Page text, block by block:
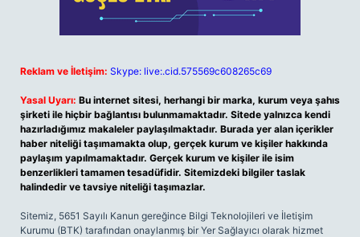
Reklam ve İletişim: Skype: live:.cid.575569c608265c69
Yasal Uyarı: Bu internet sitesi, herhangi bir marka, kurum veya şahıs
şirketi ile hiçbir bağlantısı bulunmamaktadır. Sitede yalnızca kendi
hazırladığımız makaleler paylaşılmaktadır. Burada yer alan içerikler
haber niteliği taşımamakta olup, gerçek kurum ve kişiler hakkında
paylaşım yapılmamaktadır. Gerçek kurum ve kişiler ile isim
benzerlikleri tamamen tesadüfidir. Sitemizdeki bilgiler taslak
halindedir ve tavsiye niteliği taşımazlar.
Sitemiz, 5651 Sayılı Kanun gereğince Bilgi Teknolojileri ve İletişim
Kurumu (BTK) tarafından onaylanmış bir Yer Sağlayıcı olarak hizmet